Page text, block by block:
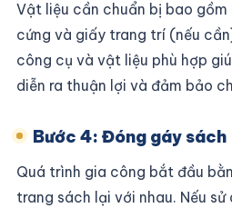
Vật liệu cần chuẩn bị bao gồm
cứng và giấy trang trí (nếu
công cụ và vật liệu phù hợp
diễn ra thuận lợi và đảm bảo
Bước 4: Đóng gáy sách
Quá trình gia công bắt đầu
trang sách lại với nhau. Nếu sử